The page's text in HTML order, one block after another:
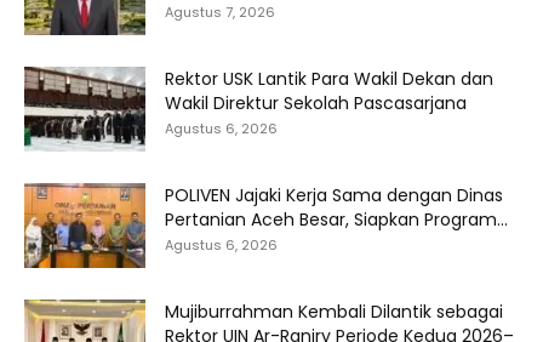
Agustus 7, 2026
Rektor USK Lantik Para Wakil Dekan dan
Wakil Direktur Sekolah Pascasarjana
Agustus 6, 2026
POLIVEN Jajaki Kerja Sama dengan Dinas
Pertanian Aceh Besar, Siapkan Program...
Agustus 6, 2026
Mujiburrahman Kembali Dilantik sebagai
Rektor UIN Ar-Raniry Periode Kedua 2026–